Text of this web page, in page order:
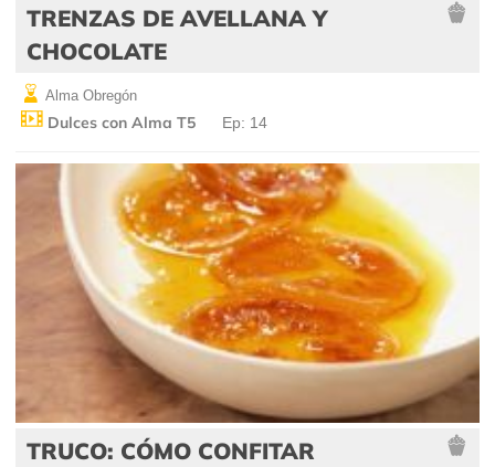
TRENZAS DE AVELLANA Y
CHOCOLATE
Alma Obregón
Dulces con Alma T5 Ep: 14
TRUCO: CÓMO CONFITAR